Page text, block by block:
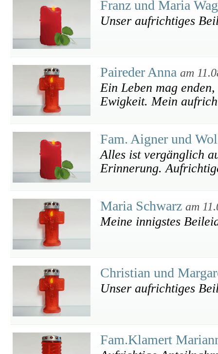
Franz und Maria
Unser aufrichtiges
Paireder Anna am
Ein Leben mag
Ewigkeit. Mein
Fam. Aigner und
Alles ist vergänglich
Erinnerung.
Maria Schwarz am
Meine innigstes
Christian und
Unser aufrichtiges
Fam.Klamert